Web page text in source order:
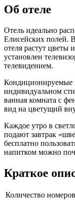
Об отеле
Отель идеально
Елисейских полей.
отеля растут цветы
установлен
телевидением.
Кондиционируемые
индивидуальном
ванная комната с
вид на цветущий
Каждое утро в
подают завтрак
бесплатно
напитком можно
Краткое
Количество номеров